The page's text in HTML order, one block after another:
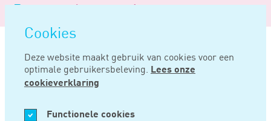
overslaan
Cookies
Deze website maakt gebruik van cookies voor een
optimale gebruikersbeleving. Lees onze
cookieverklaring
Functionele cookies
Logo
Noord
Negentig
Home Nieuws Mijn digitale zaak weer open
MEI 16, 2023